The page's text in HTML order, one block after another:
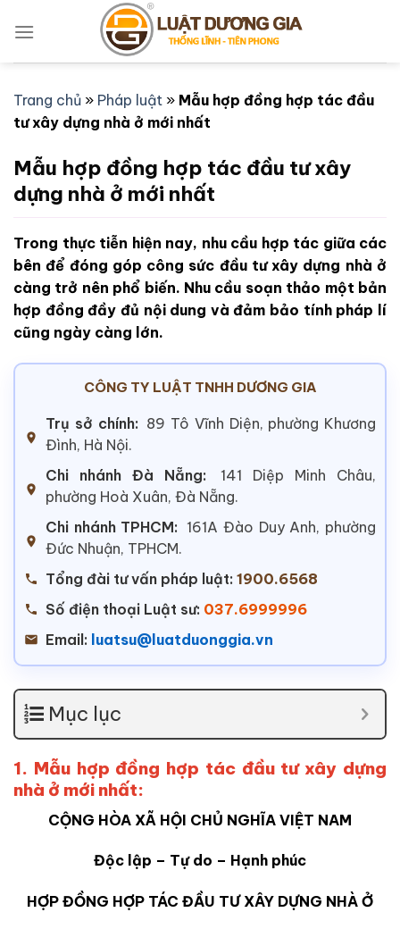
qua
Trang chủ » Pháp luật » Mẫu hợp đồng hợp tác đầu
tư xây dựng nhà ở mới nhất
Mẫu hợp đồng hợp tác đầu tư xây
dựng nhà ở mới nhất
Trong thực tiễn hiện nay, nhu cầu hợp tác giữa các
bên để đóng góp công sức đầu tư xây dựng nhà ở
càng trở nên phổ biến. Nhu cầu soạn thảo một bản
hợp đồng đầy đủ nội dung và đảm bảo tính pháp lí
cũng ngày càng lớn.
CÔNG TY LUẬT TNHH DƯƠNG GIA
Trụ sở chính: 89 Tô Vĩnh Diện, phường Khương
Đình, Hà Nội.
Chi nhánh Đà Nẵng:
141 Diệp Minh Châu,
phường Hoà Xuân, Đà Nẵng.
Chi nhánh TPHCM: 161A Đào Duy Anh, phường
Đức Nhuận, TPHCM.
Tổng đài tư vấn pháp luật: 1900.6568
Số điện thoại Luật sư: 037.6999996
Email: luatsu@luatduonggia.vn
Mục lục
1. Mẫu hợp đồng hợp tác đầu tư xây dựng
nhà ở mới nhất:
CỘNG HÒA XÃ HỘI CHỦ NGHĨA VIỆT NAM
Độc lập – Tự do – Hạnh phúc
HỢP ĐỒNG HỢP TÁC ĐẦU TƯ XÂY DỰNG NHÀ Ở